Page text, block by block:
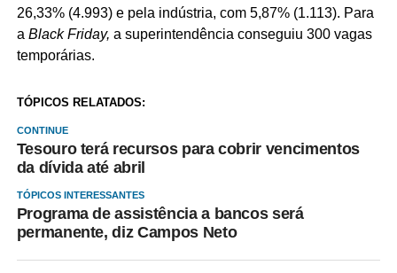
26,33% (4.993) e pela indústria, com 5,87% (1.113). Para
a Black Friday, a superintendência conseguiu 300 vagas
temporárias.
TÓPICOS RELATADOS:
CONTINUE
Tesouro terá recursos para cobrir vencimentos
da dívida até abril
TÓPICOS INTERESSANTES
Programa de assistência a bancos será
permanente, diz Campos Neto